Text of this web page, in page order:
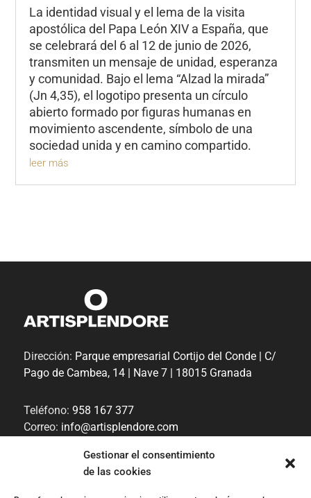
Gestionar el consentimiento
de las cookies
La identidad visual y el lema de la visita
apostólica del Papa León XIV a España, que
se celebrará del 6 al 12 de junio de 2026,
transmiten un mensaje de unidad, esperanza
y comunidad. Bajo el lema “Alzad la mirada”
(Jn 4,35), el logotipo presenta un círculo
abierto formado por figuras humanas en
movimiento ascendente, símbolo de una
sociedad unida y en camino compartido.
leer más
Dirección: Parque empresarial Cortijo del Conde | C/
Pago de Cambea, 14 | Nave 7 | 18015 Granada
Teléfono: 958 167 377
Correo: info@artisplendore.com
Trabaja con nosotros